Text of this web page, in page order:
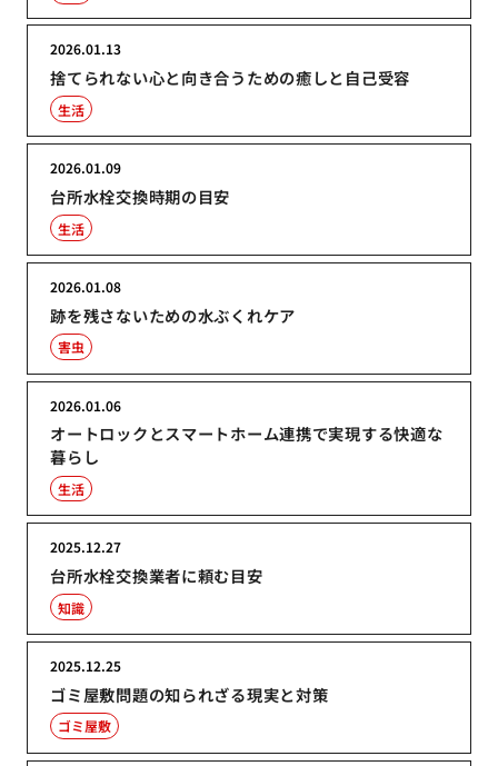
捨てられない心と向き合うための癒しと自己受容
2026.01.13
生活
台所水栓交換時期の目安
2026.01.09
生活
跡を残さないための水ぶくれケア
2026.01.08
害虫
オートロックとスマートホーム連携で実現する快適な
暮らし
2026.01.06
生活
台所水栓交換業者に頼む目安
2025.12.27
知識
ゴミ屋敷問題の知られざる現実と対策
2025.12.25
ゴミ屋敷